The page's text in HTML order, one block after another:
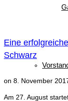
Eine
Schwarz
on 8. November
Am 27. August